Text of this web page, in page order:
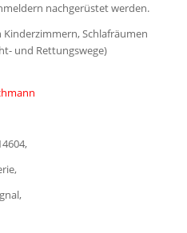
nachgerüstet werden.
Schlafräumen
und Rettungswege)